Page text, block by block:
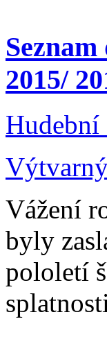
2015/
Hudební
Vážení
byly
pololetí